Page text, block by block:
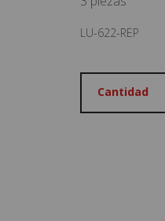
LU-622-REP
Cantidad
SUSPENSION/RUEDAS/FRENOS
ASISTENCIAS/CARPAS
TIENDA / RACEWEAR